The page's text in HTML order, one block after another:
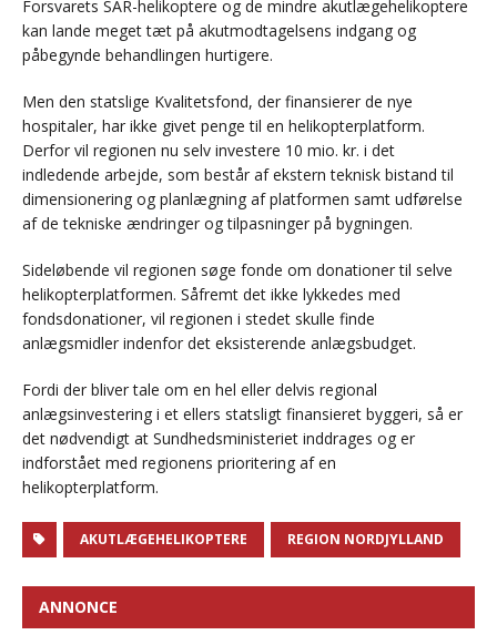
Forsvarets SAR-helikoptere og de mindre akutlægehelikoptere
kan lande meget tæt på akutmodtagelsens indgang og
påbegynde behandlingen hurtigere.
Men den statslige Kvalitetsfond, der finansierer de nye
hospitaler, har ikke givet penge til en helikopterplatform.
Derfor vil regionen nu selv investere 10 mio. kr. i det
indledende arbejde, som består af ekstern teknisk bistand til
dimensionering og planlægning af platformen samt udførelse
af de tekniske ændringer og tilpasninger på bygningen.
Sideløbende vil regionen søge fonde om donationer til selve
helikopterplatformen. Såfremt det ikke lykkedes med
fondsdonationer, vil regionen i stedet skulle finde
anlægsmidler indenfor det eksisterende anlægsbudget.
Fordi der bliver tale om en hel eller delvis regional
anlægsinvestering i et ellers statsligt finansieret byggeri, så er
det nødvendigt at Sundhedsministeriet inddrages og er
indforstået med regionens prioritering af en
helikopterplatform.
AKUTLÆGEHELIKOPTERE REGION NORDJYLLAND
ANNONCE